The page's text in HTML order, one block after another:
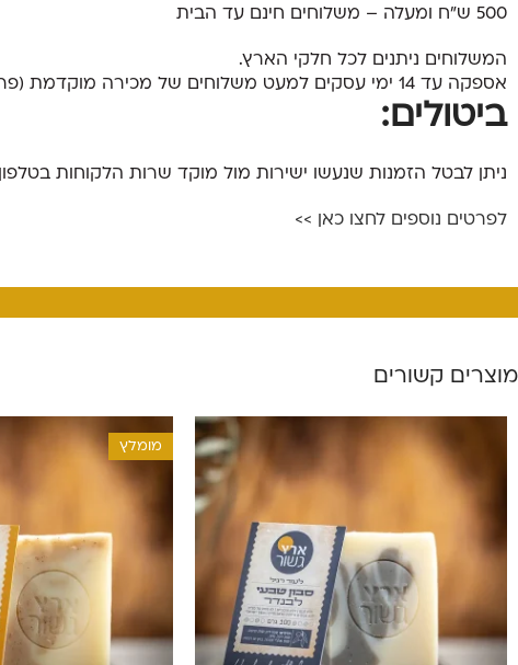
500 ש"ח ומעלה – משלוחים חינם עד הבית
המשלוחים ניתנים לכל חלקי הארץ.
אספקה עד 14 ימי עסקים למעט משלוחים של מכירה מוקדמת (פריסייל).
ביטולים:
ניתן לבטל הזמנות שנעשו ישירות מול מוקד שרות הלקוחות בטלפון 052-383-2200
לפרטים נוספים לחצו כאן >>
מוצרים קשורים
מומלץ